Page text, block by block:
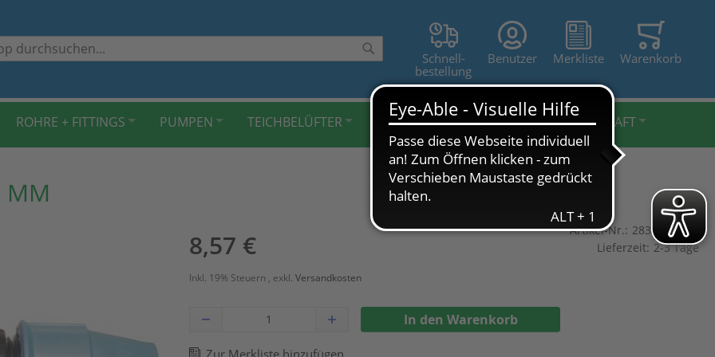
Schnell-
bestellung
Benutzer Merkliste Warenkorb
ROHRE + FITTINGS PUMPEN TEICHBELÜFTER BELEUCHTUNG FXL LANDWIRTSCHAFT
MM
8,57 €
Inkl. 19% Steuern , exkl.Versandkosten
Artikel-Nr.: 28340-32x25
Lieferzeit: 2-3 Tage
In den Warenkorb
Zur Merkliste hinzufügen